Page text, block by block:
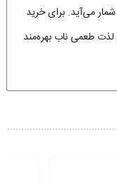
شمار می‌آید. برای خرید
و از لذت طعمی ناب بهره‌مند